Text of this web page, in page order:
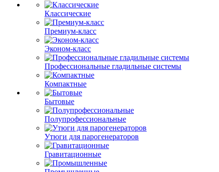
Классические
Премиум-класс
Эконом-класс
Профессиональные гладильные системы
Компактные
Бытовые
Полупрофессиональные
Утюги для парогенераторов
Гравитационные